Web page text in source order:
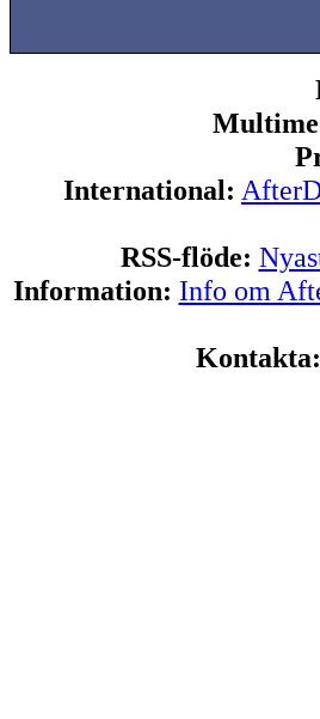
International:
RSS-flöde:
Information: Info om
Kontakta: